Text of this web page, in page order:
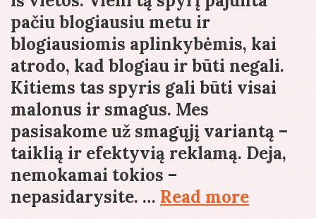
pačiu blogiausiu metu ir
blogiausiomis aplinkybėmis, kai
atrodo, kad blogiau ir būti negali.
Kitiems tas spyris gali būti visai
malonus ir smagus. Mes
pasisakome už smagųjį variantą –
taiklią ir efektyvią reklamą. Deja,
nemokamai tokios –
nepasidarysite. … Read more